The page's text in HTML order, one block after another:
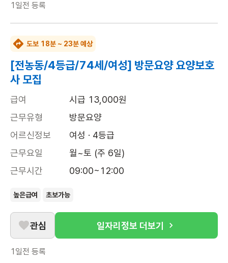
1일전 등록
도보 18분 ~ 23분 예상
[전농동/4등급/74세/여성] 방문요양 요양보호
사 모집
급여
시급 13,000원
근무유형
방문요양
어르신정보
여성 · 4등급
근무요일
월~토 (주 6일)
근무시간
09:00~12:00
높은급여 초보가능
관심 일자리정보 더보기
1일전 등록